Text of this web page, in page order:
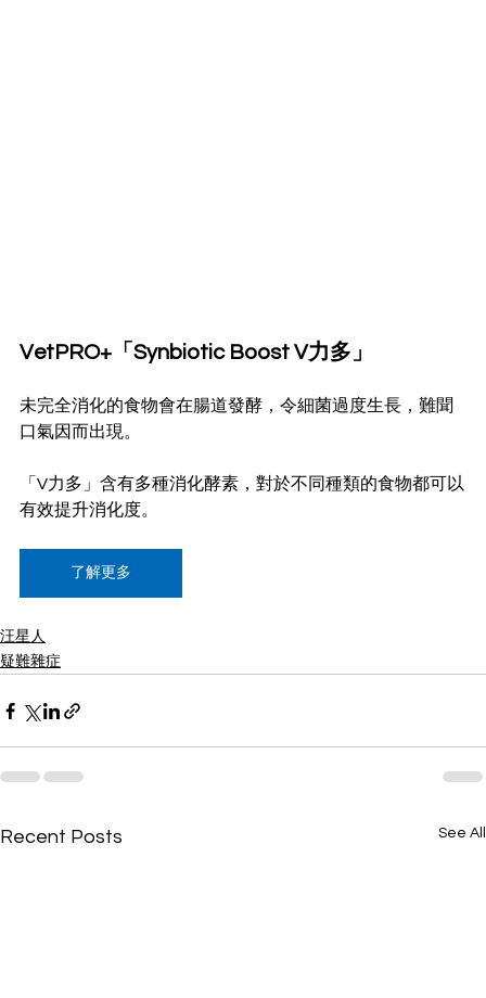
VetPRO+「Synbiotic Boost V力多」
未完全消化的食物會在腸道發酵，令細菌過度生長，難聞
口氣因而出現。
「V力多」含有多種消化酵素，對於不同種類的食物都可以
有效提升消化度。
了解更多
汪星人
疑難雜症
Recent Posts See All